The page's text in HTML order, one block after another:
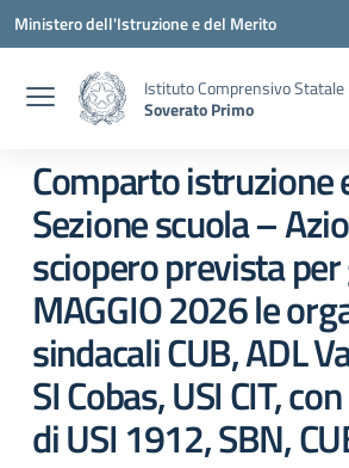
Vai ai contenuti
Vai al menu di navigazione
Vai al footer
Ministero dell'Istruzione e del Merito
Istituto Comprensivo Statale
Soverato Primo
Comparto istruzione
Sezione scuola –
sciopero prevista
MAGGIO 2026 le
sindacali CUB, ADL
SI Cobas, USI CIT,
di USI 1912, SBN,